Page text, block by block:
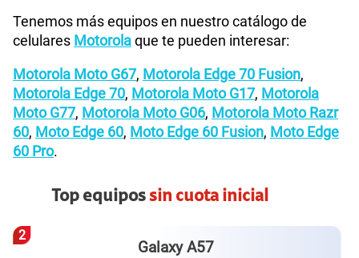
Tenemos más equipos en nuestro catálogo de
celulares Motorolaque te pueden interesar:
Motorola Moto G67, Motorola Edge 70 Fusion,
Motorola Edge 70, Motorola Moto G17, Motorola
Moto G77, Motorola Moto G06, Motorola Moto Razr
60, Moto Edge 60, Moto Edge 60 Fusion, Moto Edge
60 Pro.
Top equipossin cuota inicial
3
Redmi Note 15 pro plus